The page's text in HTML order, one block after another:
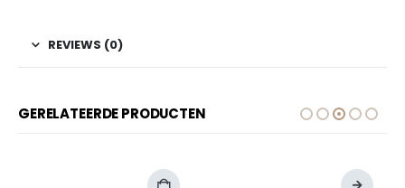
REVIEWS (0)
GERELATEERDE PRODUCTEN